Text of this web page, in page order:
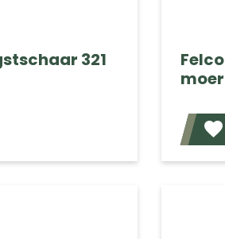
321